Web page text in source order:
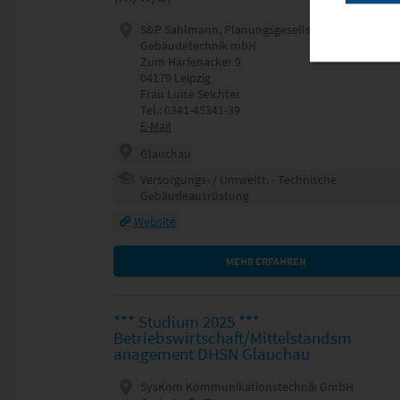
S&P Sahlmann, Planungsgesellschaft für
Gebäudetechnik mbH
Zum Harfenacker 9
04179 Leipzig
Frau Luise Seichter
Tel.: 0341-45341-39
E-Mail
Glauchau
Versorgungs- / Umweltt. - Technische
Gebäudeausrüstung
Website
MEHR ERFAHREN
*** Studium 2025 ***
Betriebswirtschaft/Mittelstandsm
anagement DHSN Glauchau
SysKom Kommunikationstechnik GmbH